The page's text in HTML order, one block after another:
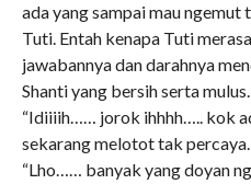
ada yang sampai mau
Tuti. Entah kenapa Tuti
jawabannya dan darahnya
Shanti yang bersih serta mulus.
“Idiiiih…… jorok ihhhh….. kok
sekarang melotot tak percaya.
“Lho…… banyak yang doyan